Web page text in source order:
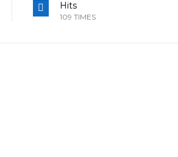
Hits
109 TIMES